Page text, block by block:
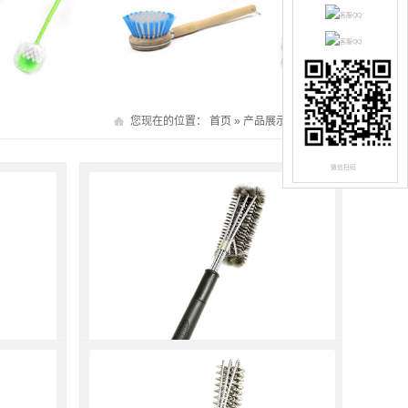
您现在的位置： 首页 » 产品展示 民用毛刷
微信扫码